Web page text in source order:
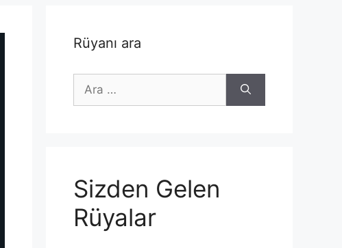
Rüyanı ara
için
Sizden Gelen
Rüyalar